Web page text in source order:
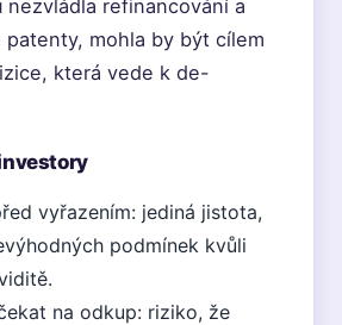
nezvládla refinancování a
mohla by být cílem
která vede k de-
vyřazením: jediná jistota,
podmínek kvůli
na odkup: riziko, že